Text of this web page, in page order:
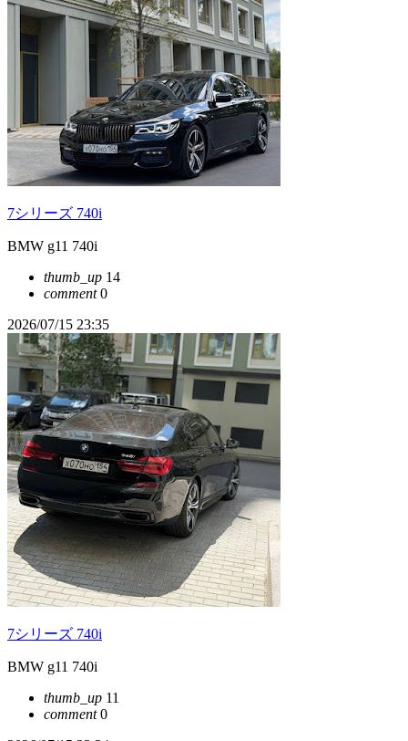
7シリーズ 740i
BMW g11 740i
thumb_up 14
comment0
2026/07/15 23:35
7シリーズ 740i
BMW g11 740i
thumb_up 11
comment0